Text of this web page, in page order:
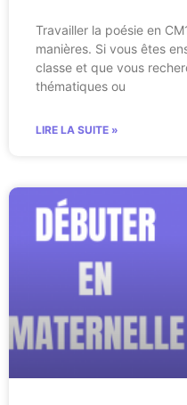
Travailler la poésie en
manières. Si vous êtes
classe et que vous
thématiques ou
LIRE LA SUITE »